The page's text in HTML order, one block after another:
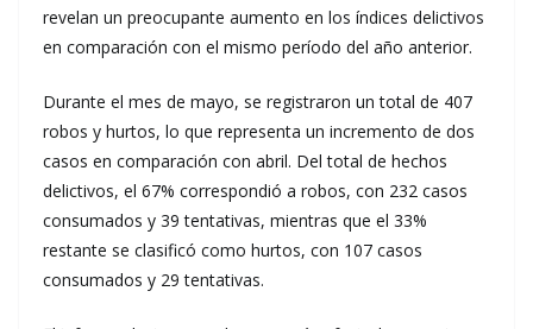
revelan un preocupante aumento en los índices delictivos
en comparación con el mismo período del año anterior.
Durante el mes de mayo, se registraron un total de 407
robos y hurtos, lo que representa un incremento de dos
casos en comparación con abril. Del total de hechos
delictivos, el 67% correspondió a robos, con 232 casos
consumados y 39 tentativas, mientras que el 33%
restante se clasificó como hurtos, con 107 casos
consumados y 29 tentativas.